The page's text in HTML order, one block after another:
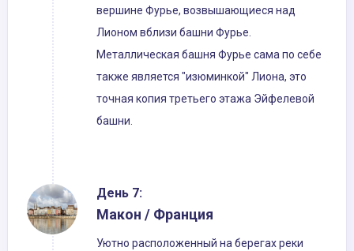
вершине Фурье, возвышающиеся над
Лионом вблизи башни Фурье.
Металлическая башня Фурье сама по себе
также является "изюминкой" Лиона, это
точная копия третьего этажа Эйфелевой
башни.
День 7:
Макон / Франция
Уютно расположенный на берегах реки